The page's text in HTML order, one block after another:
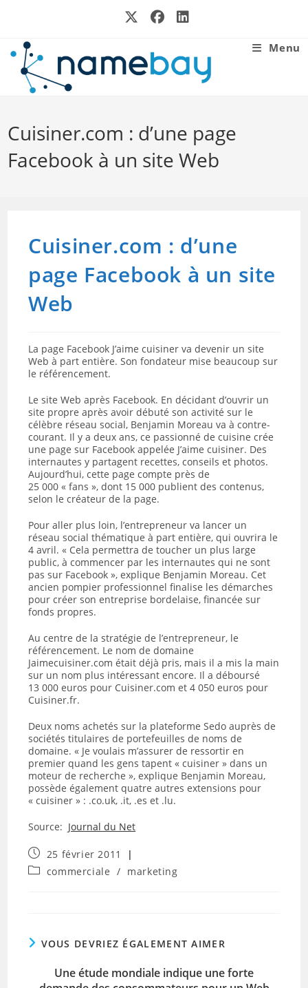
Menu
Cuisiner.com : d’une page
Facebook à un site Web
Cuisiner.com : d’une
page Facebook à un site
Web
La page Facebook J’aime cuisiner va devenir un site
Web à part entière. Son fondateur mise beaucoup sur
le référencement.
Le site Web après Facebook. En décidant d’ouvrir un
site propre après avoir débuté son activité sur le
célèbre réseau social, Benjamin Moreau va à contre-
courant. Il y a deux ans, ce passionné de cuisine crée
une page sur Facebook appelée J’aime cuisiner. Des
internautes y partagent recettes, conseils et photos.
Aujourd’hui, cette page compte près de
25 000 « fans », dont 15 000 publient des contenus,
selon le créateur de la page.
Pour aller plus loin, l’entrepreneur va lancer un
réseau social thématique à part entière, qui ouvrira le
4 avril. « Cela permettra de toucher un plus large
public, à commencer par les internautes qui ne sont
pas sur Facebook », explique Benjamin Moreau. Cet
ancien pompier professionnel finalise les démarches
pour créer son entreprise bordelaise, financée sur
fonds propres.
Au centre de la stratégie de l’entrepreneur, le
référencement. Le nom de domaine
Jaimecuisiner.com était déjà pris, mais il a mis la main
sur un nom plus intéressant encore. Il a déboursé
13 000 euros pour Cuisiner.com et 4 050 euros pour
Cuisiner.fr.
Deux noms achetés sur la plateforme Sedo auprès de
sociétés titulaires de portefeuilles de noms de
domaine. « Je voulais m’assurer de ressortir en
premier quand les gens tapent « cuisiner » dans un
moteur de recherche », explique Benjamin Moreau,
possède également quatre autres extensions pour
« cuisiner » : .co.uk, .it, .es et .lu.
Source: Journal du Net
Publication
publiée :
25 février 2011
Postcommerciale / marketing
VOUS DEVRIEZ ÉGALEMENT AIMER
Une étude mondiale indique une forte